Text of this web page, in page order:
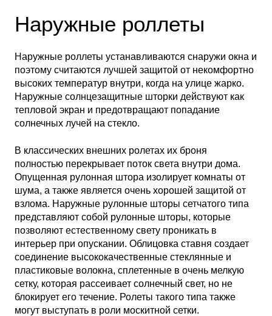
Наружные роллеты
Наружные роллеты устанавливаются снаружи окна и
поэтому считаются лучшей защитой от некомфортно
высоких температур внутри, когда на улице жарко.
Наружные солнцезащитные шторки действуют как
тепловой экран и предотвращают попадание
солнечных лучей на стекло.
В классических внешних ролетах их броня
полностью перекрывает поток света внутри дома.
Опущенная рулонная штора изолирует комнаты от
шума, а также является очень хорошей защитой от
взлома. Наружные рулонные шторы сетчатого типа
представляют собой рулонные шторы, которые
позволяют естественному свету проникать в
интерьер при опускании. Облицовка ставня создает
соединение высококачественные стеклянные и
пластиковые волокна, сплетенные в очень мелкую
сетку, которая рассеивает солнечный свет, но не
блокирует его течение. Ролеты такого типа также
могут выступать в роли москитной сетки.